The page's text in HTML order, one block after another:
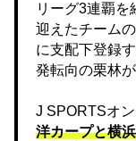
リーグ3連覇を
迎えたチーム
に支配下登録
発転向の栗林
J SPORTSオ
洋カープと横